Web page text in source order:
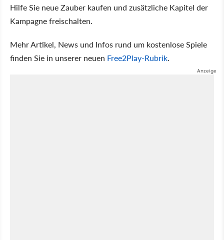
Hilfe Sie neue Zauber kaufen und zusätzliche Kapitel der
Kampagne freischalten.
Mehr Artikel, News und Infos rund um kostenlose Spiele
finden Sie in unserer neuen Free2Play-Rubrik.